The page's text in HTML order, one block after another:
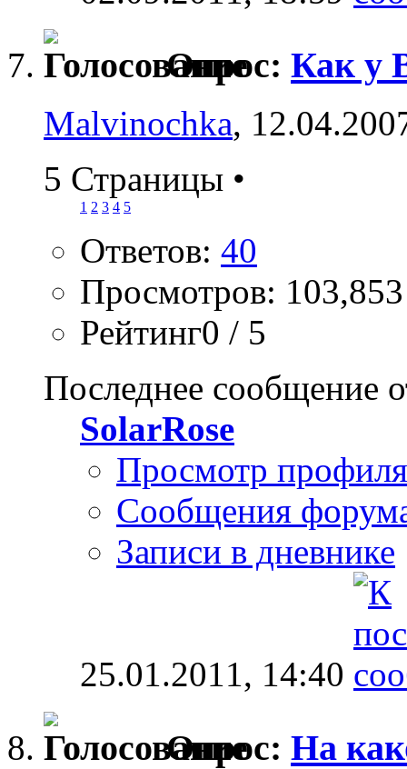
Опрос: Как у
Malvinochka,
5 Страницы •
1 2 3 4 5
Ответов: 40
Просмотров: 103,853
Рейтинг0 / 5
Последнее сообщение
SolarRose
Просмотр профиля
Сообщения
Записи в дневнике
25.01.2011, 14:40
Опрос: На